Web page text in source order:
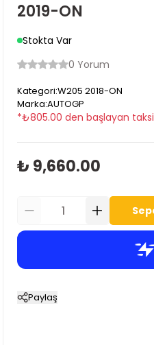
2019-ON
Stokta Var
0 Yorum
Kategori:W205 2018-ON
Marka:AUTOGP
*₺805.00 den başlayan
₺ 9,660.00
Paylaş